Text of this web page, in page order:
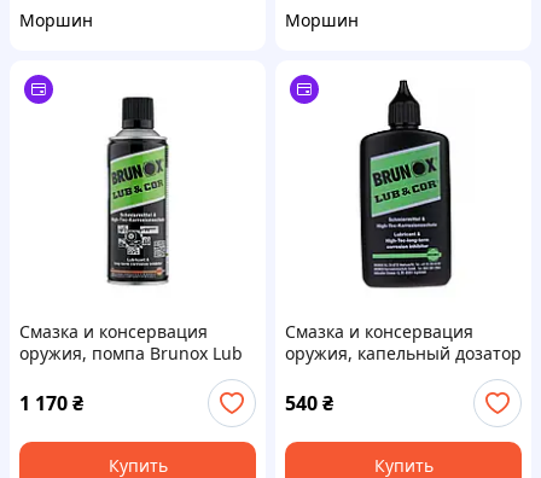
Моршин
Моршин
Смазка и консервация
оружия, помпа Brunox Lub
1 170₴
Купить
Смазка и консервация
оружия, капельный дозатор
540₴
Купить